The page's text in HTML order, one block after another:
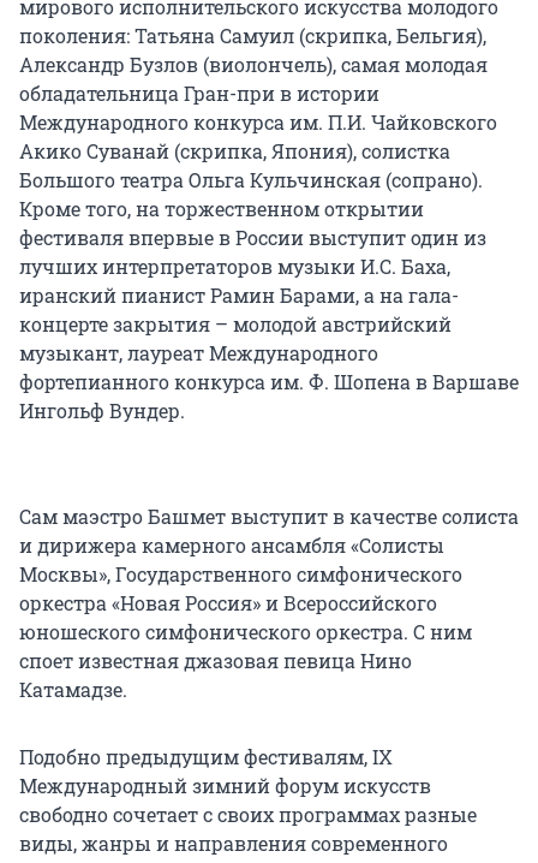
мирового исполнительского искусства молодого
поколения: Татьяна Самуил (скрипка, Бельгия),
Александр Бузлов (виолончель), самая молодая
обладательница Гран-при в истории
Международного конкурса им. П.И. Чайковского
Акико Суванай (скрипка, Япония), солистка
Большого театра Ольга Кульчинская (сопрано).
Кроме того, на торжественном открытии
фестиваля впервые в России выступит один из
лучших интерпретаторов музыки И.С. Баха,
иранский пианист Рамин Барами, а на гала-
концерте закрытия – молодой австрийский
музыкант, лауреат Международного
фортепианного конкурса им. Ф. Шопена в Варшаве
Ингольф Вундер.
Сам маэстро Башмет выступит в качестве солиста
и дирижера камерного ансамбля «Солисты
Москвы», Государственного симфонического
оркестра «Новая Россия» и Всероссийского
юношеского симфонического оркестра. С ним
споет известная джазовая певица Нино
Катамадзе.
Подобно предыдущим фестивалям, IX
Международный зимний форум искусств
свободно сочетает с своих программах разные
виды, жанры и направления современного